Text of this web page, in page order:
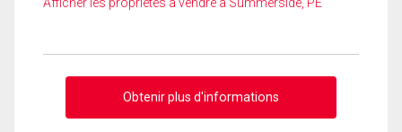
Obtenir plus d'informations